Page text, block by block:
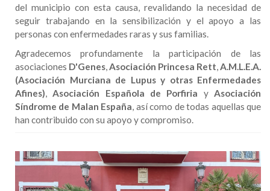
del municipio con esta causa, revalidando la necesidad de
seguir trabajando en la sensibilización y el apoyo a las
personas con enfermedades raras y sus familias.
Agradecemos profundamente la participación de las
asociaciones D'Genes,Asociación Princesa Rett,A.M.L.E.A.
(Asociación Murciana de Lupus y otras Enfermedades
Afines),Asociación Española de Porfiria yAsociación
Síndrome de Malan España, así como de todas aquellas que
han contribuido con su apoyo y compromiso.